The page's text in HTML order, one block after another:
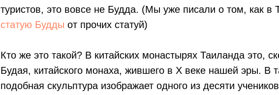
туристов, это вовсе не Будда. (Мы уже писали о том, как в
статую Будды от прочих статуй)
Кто же это такой? В китайских монастырях Таиланда это,
Будая, китайского монаха, жившего в X веке нашей эры. В
подобная скульптура изображает одного из десяти